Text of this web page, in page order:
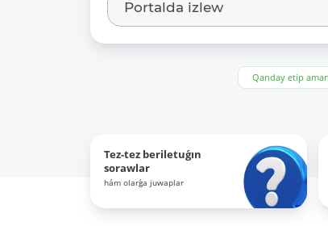
Qanday etip
Tez-tez beriletuǵın
sorawlar
hám olarǵa juwaplar